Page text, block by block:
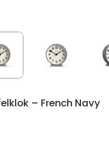
– French Navy